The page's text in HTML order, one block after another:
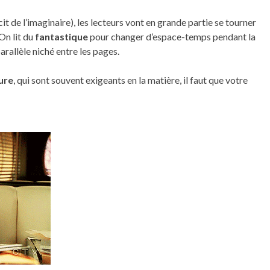
de l’imaginaire), les lecteurs vont en grande partie se tourner
lit du fantastiquepour changer d’espace-temps pendant la
niché entre les pages.
, qui sont souvent exigeants en la matière, il faut que votre